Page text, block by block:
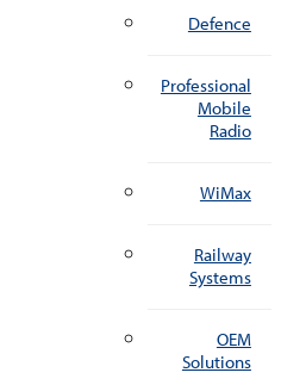
Defence
Professional
Mobile
Radio
WiMax
Railway
Systems
OEM
Solutions